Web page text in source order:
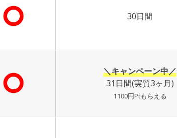
⭘ 30日間
⭘
＼キャンペーン中／
31日間(実質3ヶ月)
1100円Ptもらえる